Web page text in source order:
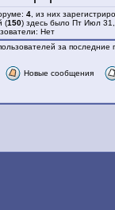
4 , из них
(150) здесь было Пт Июл
Нет
за последние
Новые сообщения